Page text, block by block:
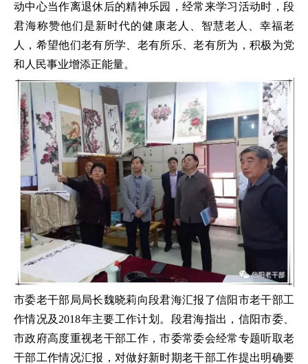
动中心当作离退休后的精神乐园，经常来学习活动时，段
君海称赞他们是新时代的健康老人、智慧老人、幸福老
人，希望他们老有所学、老有所乐、老有所为，积极为党
和人民事业增添正能量。
市委老干部局局长魏晓莉向段君海汇报了信阳市老干部工
作情况及2018年主要工作计划。段君海指出，信阳市委、
市政府高度重视老干部工作，市委常委会经常专题听取老
干部工作情况汇报，对做好新时期老干部工作提出明确要